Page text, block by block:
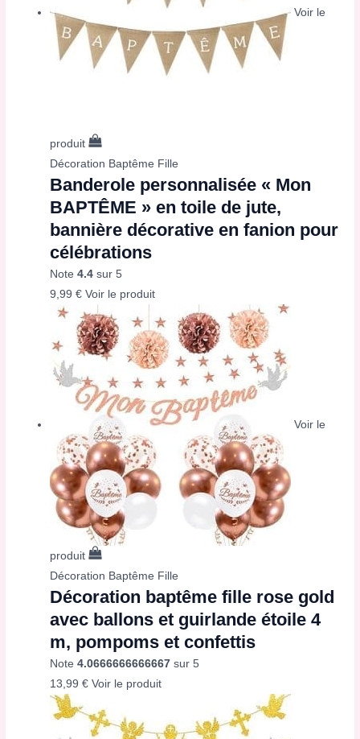
Voir le
produit
Décoration Baptême Fille
Banderole personnalisée « Mon
BAPTÊME » en toile de jute,
bannière décorative en fanion pour
célébrations
Note4.4 sur 5
9,99€ Voir le produit
Voir le
produit
Décoration Baptême Fille
Décoration baptême fille rose gold
avec ballons et guirlande étoile 4
m, pompoms et confettis
Note4.0666666666667 sur 5
13,99€ Voir le produit